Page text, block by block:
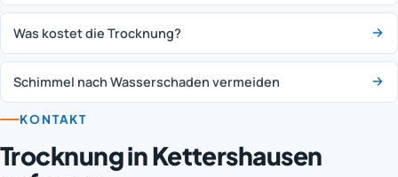
Was kostet die Trocknung?
Schimmel nach Wasserschaden vermeiden
KONTAKT
Trocknung in Kettershausen